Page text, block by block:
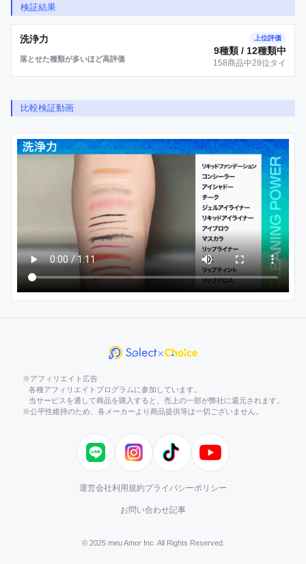
検証結果
洗浄力
落とせた種類が多いほど高評価
上位評価
9種類 / 12種類中
158商品中28位タイ
比較検証動画
※アフィリエイト広告
各種アフィリエイトプログラムに参加しています。
当サービスを通して商品を購入すると、売上の一部が弊社に還元されます。
※公平性維持のため、各メーカーより商品提供等は一切ございません。
LINE InstagramTikTok YouTube
運営会社利用規約プライバシーポリシー
お問い合わせ記事
© 2025 meu Amor Inc. All Rights Reserved.